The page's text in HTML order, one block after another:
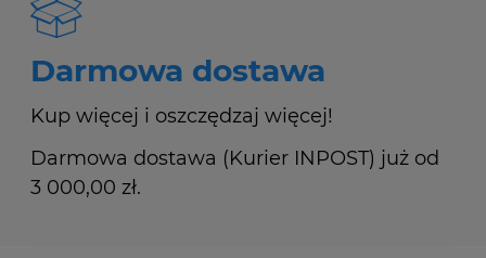
Darmowa dostawa
Kup więcej i oszczędzaj więcej!
Darmowa dostawa (Kurier INPOST) już od
3 000,00 zł.